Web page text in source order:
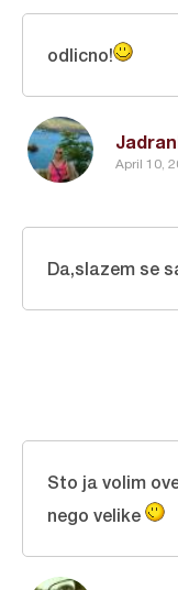
April 10,
odlicno!
Da,slazem se
Sto ja volim
nego velike